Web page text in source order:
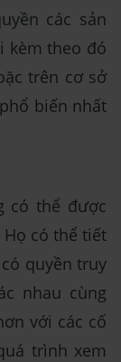
các sản
kèm theo đó
trên cơ sở
biến nhất
có thể được
có thể tiết
quyền truy
nhau cùng
với các cố
trình xem